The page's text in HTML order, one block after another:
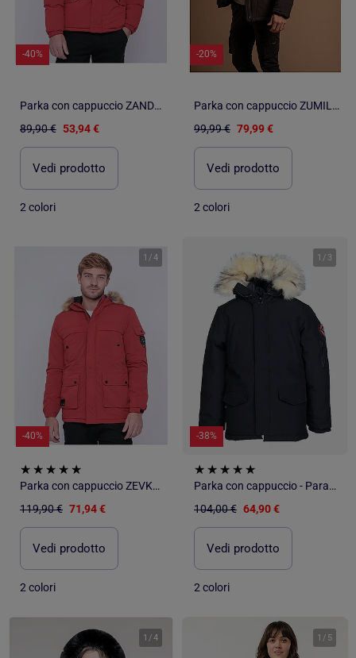
-40%
Parka con cappuccio ZANDOVEN
89,90 € 53,94 €
Vedi prodotto
2 colori
-20%
Parka con cappuccio ZUMILAN
99,99 € 79,99 €
Vedi prodotto
2 colori
1 /4
-40%
Parka con cappuccio ZEVKOT
119,90 € 71,94 €
Vedi prodotto
2 colori
1 / 3
-38%
Parka con cappuccio - Paragoose
104,00 € 64,90 €
Vedi prodotto
2 colori
1 /4 1 / 5